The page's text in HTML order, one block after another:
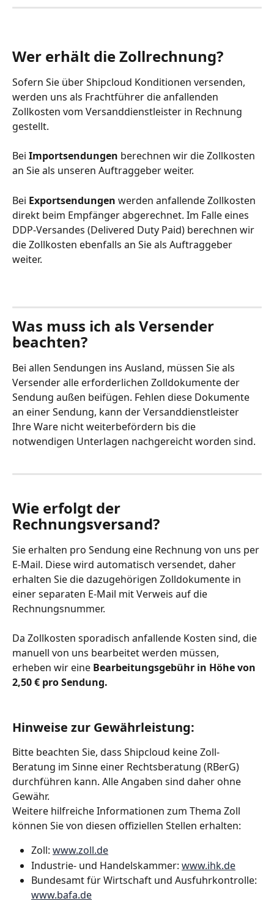
Wer erhält die Zollrechnung?
Sofern Sie über Shipcloud Konditionen versenden,
werden uns als Frachtführer die anfallenden
Zollkosten vom Versanddienstleister in Rechnung
gestellt.
Bei Importsendungen berechnen wir die Zollkosten
an Sie als unseren Auftraggeber weiter.
Bei Exportsendungen werden anfallende Zollkosten
direkt beim Empfänger abgerechnet. Im Falle eines
DDP-Versandes (Delivered Duty Paid) berechnen wir
die Zollkosten ebenfalls an Sie als Auftraggeber
weiter.
Was muss ich als Versender
beachten?
Bei allen Sendungen ins Ausland, müssen Sie als
Versender alle erforderlichen Zolldokumente der
Sendung außen beifügen. Fehlen diese Dokumente
an einer Sendung, kann der Versanddienstleister
Ihre Ware nicht weiterbefördern bis die
notwendigen Unterlagen nachgereicht worden sind.
Wie erfolgt der
Rechnungsversand?
Sie erhalten pro Sendung eine Rechnung von uns per
E-Mail. Diese wird automatisch versendet, daher
erhalten Sie die dazugehörigen Zolldokumente in
einer separaten E-Mail mit Verweis auf die
Rechnungsnummer.
Da Zollkosten sporadisch anfallende Kosten sind, die
manuell von uns bearbeitet werden müssen,
erheben wir eine Bearbeitungsgebühr in Höhe von
2,50 € pro Sendung.
Hinweise zur Gewährleistung:
Bitte beachten Sie, dass Shipcloud keine Zoll-
Beratung im Sinne einer Rechtsberatung (RBerG)
durchführen kann. Alle Angaben sind daher ohne
Gewähr.
Weitere hilfreiche Informationen zum Thema Zoll
können Sie von diesen offiziellen Stellen erhalten:
Zoll: www.zoll.de
Industrie- und Handelskammer: www.ihk.de
Bundesamt für Wirtschaft und Ausfuhrkontrolle:
www.bafa.de